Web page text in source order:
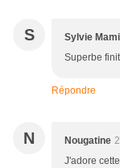
S Sylvie
Superbe
Répondre
N Nougatine
J'adore